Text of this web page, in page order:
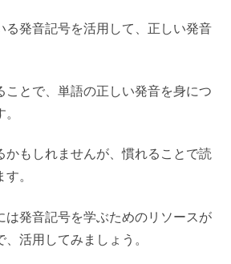
る発音記号を活用して、正しい発音
ことで、単語の正しい発音を身につ
かもしれませんが、慣れることで読
。
は発音記号を学ぶためのリソースが
活用してみましょう。